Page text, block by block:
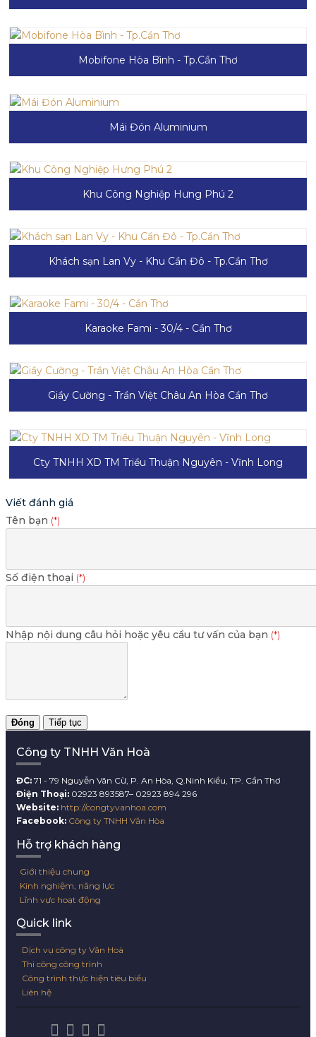
Mobifone Hòa Bình - Tp.Cần Thơ
Mái Đón Aluminium
Khu Công Nghiệp Hưng Phú 2
Khách sạn Lan Vy - Khu Cần Đô - Tp.Cần Thơ
Karaoke Fami - 30/4 - Cần Thơ
Giầy Cường - Trần Việt Châu An Hòa Cần Thơ
Cty TNHH XD TM Triều Thuận Nguyên - Vĩnh Long
Viết đánh giá
Tên bạn
Số điện thoại
Nhập nội dung câu hỏi hoặc yêu cầu tư vấn của bạn
Đóng Tiếp tục
Công ty TNHH Văn Hoà
ĐC: 71 - 79 Nguyễn Vãn Cừ, P. An Hòa, Q.Ninh Kiều, TP. Cần Thơ
Điện Thoại: 02923 893587– 02923 894 296
Website: http://congtyvanhoa.com
Facebook: Công ty TNHH Văn Hòa
Hỗ trợ khách hàng
Giới thiệu chung
Kinh nghiệm, năng lực
Lĩnh vực hoạt động
Quick link
Dịch vụ công ty Văn Hoà
Thi công công trình
Công trình thực hiện tiêu biểu
Liên hệ